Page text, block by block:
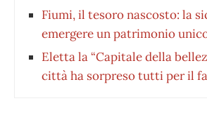
Fiumi, il tesoro nascosto: la
emergere un patrimonio
Eletta la “Capitale della
città ha sorpreso tutti per il